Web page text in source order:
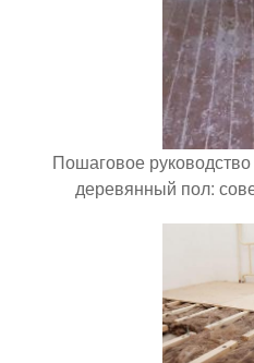
Пошаговое
деревянный пол: